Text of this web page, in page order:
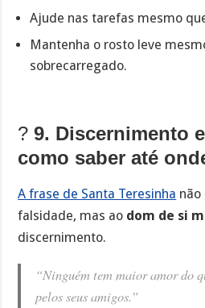
Ajude nas tarefas mesmo
Mantenha o rosto leve
sobrecarregado.
?9. Discernimento
como saber até
A frase de Santa Teresinha não
falsidade, mas ao dom de si
discernimento.
“Ninguém tem maior amor do
pelos seus amigos.”